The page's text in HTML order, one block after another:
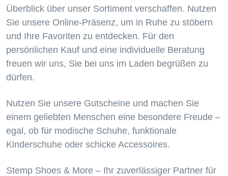
Überblick über unser Sortiment verschaffen. Nutzen
Sie unsere Online-Präsenz, um in Ruhe zu stöbern
und Ihre Favoriten zu entdecken. Für den
persönlichen Kauf und eine individuelle Beratung
freuen wir uns, Sie bei uns im Laden begrüßen zu
dürfen.
Nutzen Sie unsere Gutscheine und machen Sie
einem geliebten Menschen eine besondere Freude –
egal, ob für modische Schuhe, funktionale
Kinderschuhe oder schicke Accessoires.
Stemp Shoes & More – Ihr zuverlässiger Partner für